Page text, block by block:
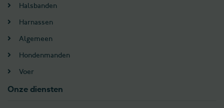
Halsbanden
Harnassen
Algemeen
Hondenmanden
Voer
Onze diensten